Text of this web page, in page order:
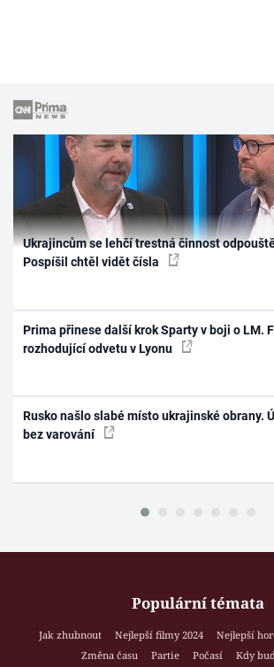
Ukrajincům se lehčí trestná činnost
Pospíšil chtěl vidět čísla
Prima přinese další krok Sparty v boji o LM.
rozhodující odvetu v Lyonu
Rusko našlo slabé místo ukrajinské obrany.
bez varování
Populární témata
Jak zhubnout Nejlepší filmy 2024 Nejlepší
Změna času
Partie Počasí
Kdy